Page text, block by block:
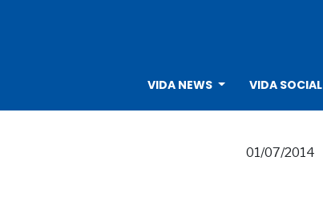
VIDA NEWS VIDA SOCIAL
01/07/2014